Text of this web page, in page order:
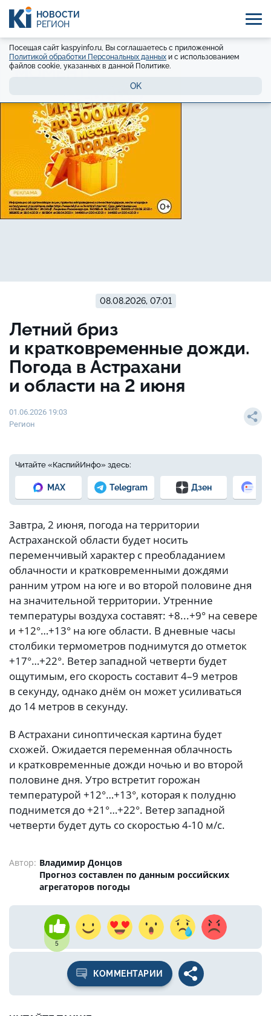
НОВОСТИ
РЕГИОН
Посещая сайт kaspyinfo.ru, Вы соглашаетесь с приложенной
Политикой обработки Персональных данных и с использованием
файлов cookie, указанных в данной Политике.
OK
08.08.2026, 07:01
Летний бриз
и кратковременные дожди.
Погода в Астрахани
и области на 2 июня
01.06.2026 19:03
Регион
Читайте «КаспийИнфо» здесь:
MAX Telegram Дзен
Завтра, 2 июня, погода на территории
Астраханской области будет носить
переменчивый характер с преобладанием
облачности и кратковременными дождями
ранним утром на юге и во второй половине дня
на значительной территории. Утренние
температуры воздуха составят: +8...+9° на севере
и +12°…+13° на юге области. В дневные часы
столбики термометров поднимутся до отметок
+17°…+22°. Ветер западной четверти будет
ощутимым, его скорость составит 4–9 метров
в секунду, однако днём он может усиливаться
до 14 метров в секунду.
В Астрахани синоптическая картина будет
схожей. Ожидается переменная облачность
и кратковременные дожди ночью и во второй
половине дня. Утро встретит горожан
температурой +12°…+13°, которая к полудню
поднимется до +21 °…+22°. Ветер западной
четверти будет дуть со скоростью 4-10 м/с.
Автор: Владимир Донцов
Прогноз составлен по данным российских
агрегаторов погоды
5
КОММЕНТАРИИ